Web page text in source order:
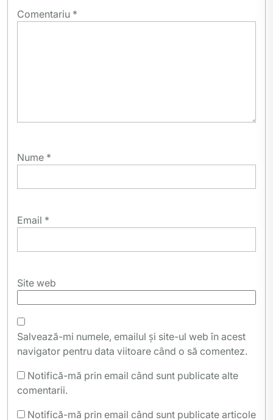
Comentariu *
Nume *
Email *
Site web
Salvează-mi numele, emailul și site-ul web în acest
navigator pentru data viitoare când o să comentez.
Notifică-mă prin email când sunt publicate alte
comentarii.
Notifică-mă prin email când sunt publicate articole